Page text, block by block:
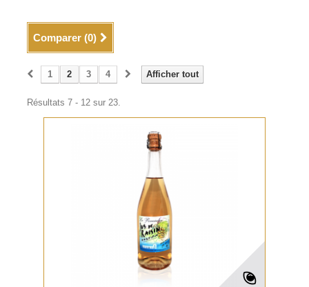
Comparer (0)
Afficher tout
1 2 3 4
Résultats 7 - 12 sur 23.